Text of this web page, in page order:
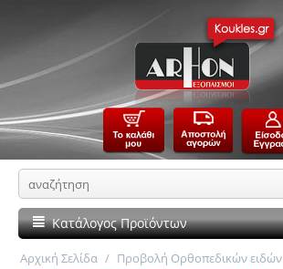
Κατάλογος Προϊόντων
Αρχική Σελίδα / Προβολή Ορθοπεδικών ειδών